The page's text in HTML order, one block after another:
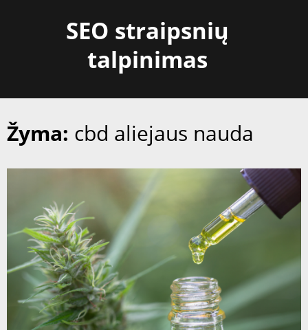
SEO straipsnių
talpinimas
Žyma: cbd aliejaus nauda